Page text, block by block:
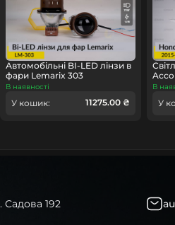
Автомобільні BI-LED лінзи в
фари Lemarix 303
В наявності
У кошик: 11275.00 ₴
В
У
Садова 192